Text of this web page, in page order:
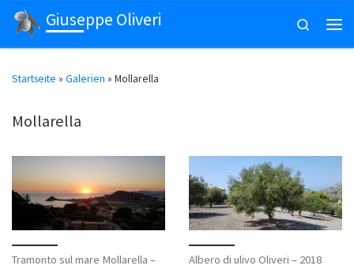
Zum Inhalt springen
Giuseppe Oliveri
Search
Startseite » Galerien » Mollarella
Mollarella
Tramonto sul mare Mollarella –
Albero di ulivo Oliveri – 2018